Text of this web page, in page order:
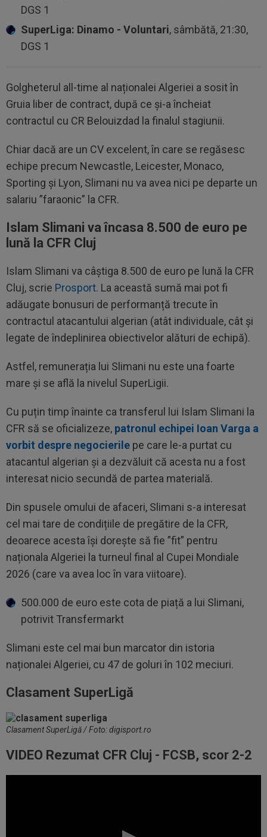
DGS 1
SuperLiga: Dinamo - Voluntari, sâmbătă, 21:30,
DGS 1
Golgheterul all-time al naționalei Algeriei a sosit în
Gruia liber de contract, după ce și-a încheiat
contractul cu CR Belouizdad la finalul stagiunii.
Chiar dacă are un CV excelent, în care se regăsesc
echipe precum Newcastle, Leicester, Monaco,
Sporting și Lyon, Slimani nu va avea nici pe departe un
salariu ”faraonic” la CFR.
Islam Slimani va încasa 8.500 de euro pe
lună la CFR Cluj
Islam Slimani va câștiga 8.500 de euro pe lună la CFR
Cluj, scrie Prosport. La această sumă mai pot fi
adăugate bonusuri de performanță trecute în
contractul atacantului algerian (atât individuale, cât și
legate de îndeplinirea obiectivelor alături de echipă).
Astfel, remunerația lui Slimani nu este una foarte
mare și se află la nivelul SuperLigii.
Cu puțin timp înainte ca transferul lui Islam Slimani la
CFR să se oficializeze, patronul echipei Ioan Varga a
vorbit despre negocierile pe care le-a purtat cu
atacantul algerian și a dezvăluit că acesta nu a fost
interesat nicio secundă de partea materială.
Din spusele omului de afaceri, Slimani s-a interesat
cel mai tare de condițiile de pregătire de la CFR,
deoarece acesta își dorește să fie ”fit” pentru
naționala Algeriei la turneul final al Cupei Mondiale
2026 (care va avea loc în vara viitoare).
500.000 de euro este cota de piață a lui Slimani,
potrivit Transfermarkt
Slimani este cel mai bun marcator din istoria
naționalei Algeriei, cu 47 de goluri în 102 meciuri.
Clasament SuperLigă
Clasament SuperLigă / Foto: digisport.ro
VIDEO Rezumat CFR Cluj - FCSB, scor 2-2